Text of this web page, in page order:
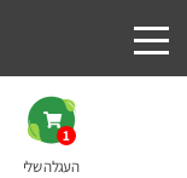
1
העגלה שלי